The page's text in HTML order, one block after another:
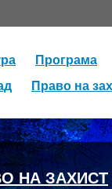
Програма
Право на
НА ЗАХИСТ